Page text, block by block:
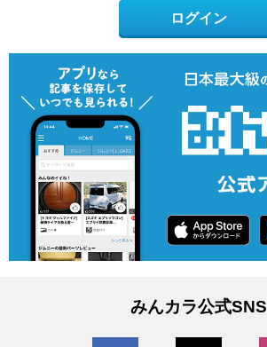
ログイン
みんカラ公式SNS